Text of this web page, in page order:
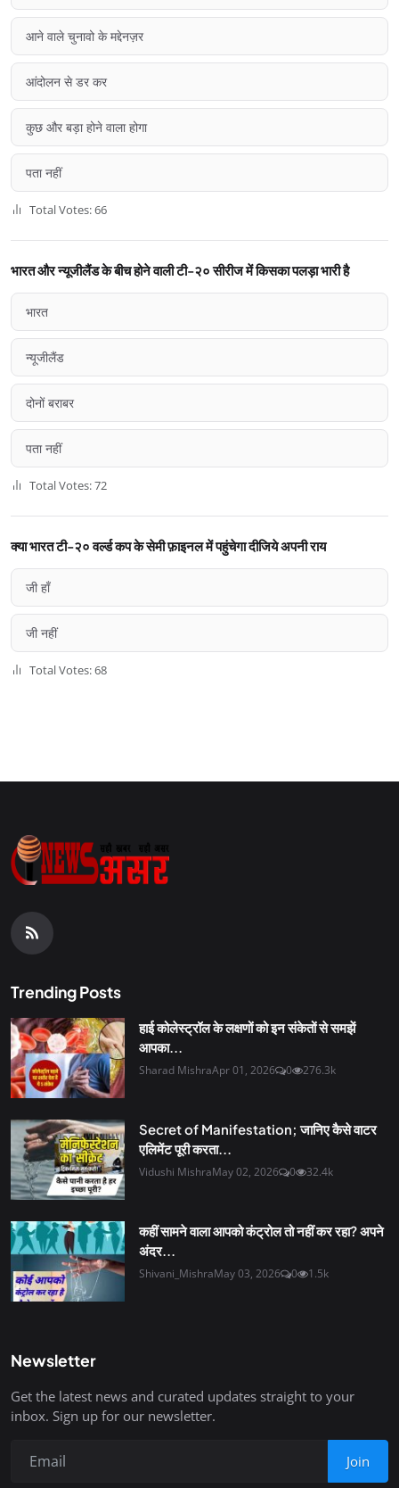
आने वाले चुनावो के मद्देनज़र
आंदोलन से डर कर
कुछ और बड़ा होने वाला होगा
पता नहीं
Total Votes: 66
भारत और न्यूजीलैंड के बीच होने वाली टी-२० सीरीज में किसका पलड़ा भारी है
भारत
न्यूजीलैंड
दोनों बराबर
पता नहीं
Total Votes: 72
क्या भारत टी-२० वर्ल्ड कप के सेमी फ़ाइनल में पहुंचेगा दीजिये अपनी राय
जी हाँ
जी नहीं
Total Votes: 68
Trending Posts
हाई कोलेस्ट्रॉल के लक्षणों को इन संकेतों से समझें
आपका...
Sharad MishraApr 01, 2026 0 276.3k
Secret of Manifestation; जानिए कैसे वाटर
एलिमेंट पूरी करता...
Vidushi MishraMay 02, 2026 0 32.4k
कहीं सामने वाला आपको कंट्रोल तो नहीं कर रहा? अपने
अंदर...
Shivani_MishraMay 03, 2026 0 1.5k
Newsletter
Get the latest news and curated updates straight to your
inbox. Sign up for our newsletter.
Join